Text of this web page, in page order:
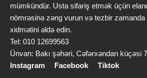
mümkündür. Usta sifariş etmək üçün
nömrəsinə zəng vurun və tezbir
xidmətini əldə edin.
Tel: 010 12699563
Ünvan: Bakı şəhəri, Cəfərxəndan küçəsi
Instagram
Facebook Tiktok